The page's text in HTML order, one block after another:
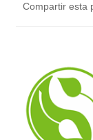
Compartir esta